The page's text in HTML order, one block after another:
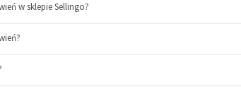
w sklepie Sellingo?